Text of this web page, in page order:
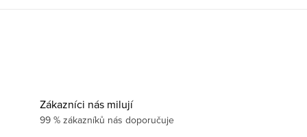
Zákazníci nás milují
99 % zákazníků nás doporučuje